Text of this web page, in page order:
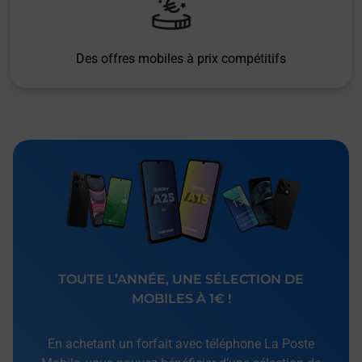
Des offres mobiles à prix compétitifs
TOUTE L’ANNÉE, UNE SÉLECTION DE
MOBILES À 1€ !
En achetant un forfait avec téléphone La Poste